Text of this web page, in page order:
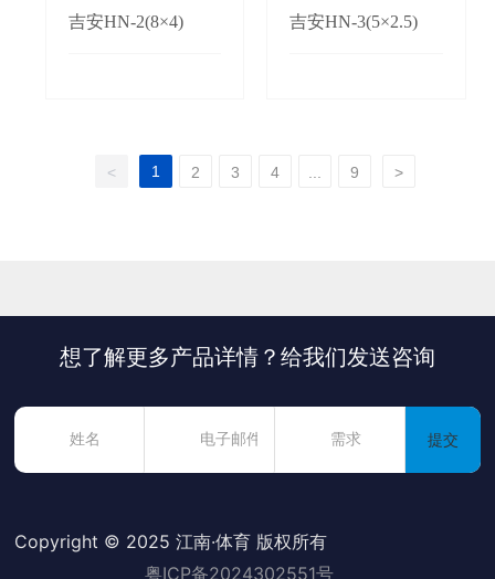
吉安HN-2(8×4) 吉安HN-3(5×2.5)
< 1 2 3 4 9 >
想了解更多产品详情？给我们发送咨询
提交
Copyright © 2025 江南·体育 版权所有
粤ICP备2024302551号